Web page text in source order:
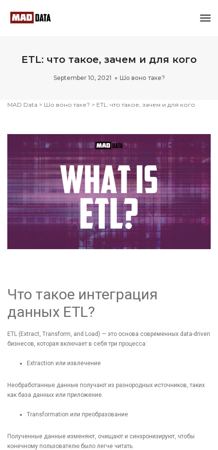
ETL: что такое, зачем и для кого
September 10, 2021 Шо воно таке?
MAD Data > Шо воно таке? > ETL: что такое, зачем и для кого
Что такое интеграция
данных ETL?
ETL (Extract, Transform, and Load) — это основа современных data-driven
бизнесов, которая включает в себя три процесса:
Extraction или извлечение
Необработанные данные получают из разнородных источников, таких
как база данных или приложение.
Transformation или преобразование
Полученные данные изменяют, очищают и синхронизируют, чтобы
конечному пользователю было легче читать.